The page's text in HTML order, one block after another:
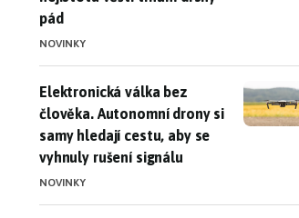
pád
NOVINKY
Elektronická válka bez člověka.
Elektronická válka bez
člověka. Autonomní drony si
samy hledají cestu, aby se
vyhnuly rušení signálu
NOVINKY